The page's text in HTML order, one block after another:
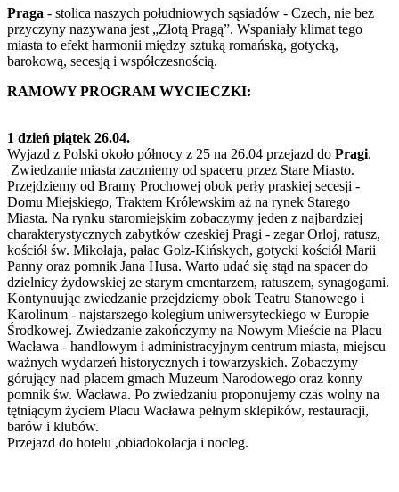
Praga - stolica naszych południowych sąsiadów - Czech, nie bez
przyczyny nazywana jest „Złotą Pragą”. Wspaniały klimat tego
miasta to efekt harmonii między sztuką romańską, gotycką,
barokową, secesją i współczesnością.
RAMOWY PROGRAM WYCIECZKI:
1 dzień piątek 26.04.
Wyjazd z Polski około północy z 25 na 26.04 przejazd do Pragi.
Zwiedzanie miasta zaczniemy od spaceru przez Stare Miasto.
Przejdziemy od Bramy Prochowej obok perły praskiej secesji -
Domu Miejskiego, Traktem Królewskim aż na rynek Starego
Miasta. Na rynku staromiejskim zobaczymy jeden z najbardziej
charakterystycznych zabytków czeskiej Pragi - zegar Orloj, ratusz,
kościół św. Mikołaja, pałac Golz-Kińskych, gotycki kościół Marii
Panny oraz pomnik Jana Husa. Warto udać się stąd na spacer do
dzielnicy żydowskiej ze starym cmentarzem, ratuszem, synagogami.
Kontynuując zwiedzanie przejdziemy obok Teatru Stanowego i
Karolinum - najstarszego kolegium uniwersyteckiego w Europie
Środkowej. Zwiedzanie zakończymy na Nowym Mieście na Placu
Wacława - handlowym i administracyjnym centrum miasta, miejscu
ważnych wydarzeń historycznych i towarzyskich. Zobaczymy
górujący nad placem gmach Muzeum Narodowego oraz konny
pomnik św. Wacława. Po zwiedzaniu proponujemy czas wolny na
tętniącym życiem Placu Wacława pełnym sklepików, restauracji,
barów i klubów.
Przejazd do hotelu ,obiadokolacja i nocleg.